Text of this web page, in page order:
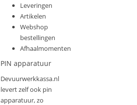
Leveringen
Artikelen
Webshop
bestellingen
Afhaalmomenten
PIN apparatuur
Devuurwerkkassa.nl
levert zelf ook pin
apparatuur, zo